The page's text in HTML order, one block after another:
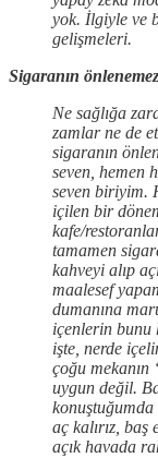
yok. İlgiyle ve
gelişmeleri.
Sigaranın
Ne sağlığa
zamlar ne de
sigaranın
seven, hemen
seven biriyim.
içilen bir
kafe/
tamamen
kahveyi alıp
maalesef
dumanına
içenlerin bunu
işte, nerde
çoğu
uygun değil.
aç kalırız,
açık havada